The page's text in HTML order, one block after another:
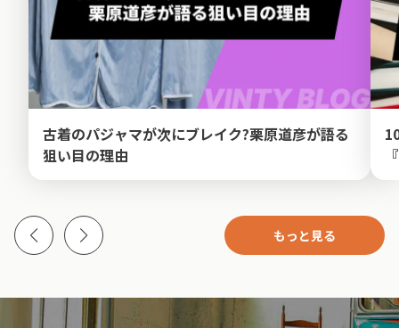
古着のパジャマが次にブレイク?栗原道彦が語る
狙い目の理由
もっと見る